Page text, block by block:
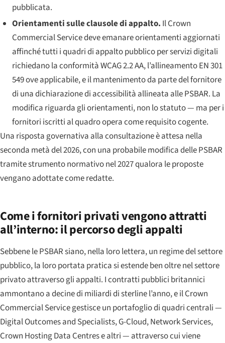
pubblicata.
Orientamenti sulle clausole di appalto. Il Crown
Commercial Service deve emanare orientamenti aggiornati
affinché tutti i quadri di appalto pubblico per servizi digitali
richiedano la conformità WCAG 2.2 AA, l’allineamento EN 301
549 ove applicabile, e il mantenimento da parte del fornitore
di una dichiarazione di accessibilità allineata alle PSBAR. La
modifica riguarda gli orientamenti, non lo statuto — ma per i
fornitori iscritti al quadro opera come requisito cogente.
Una risposta governativa alla consultazione è attesa nella
seconda metà del 2026, con una probabile modifica delle PSBAR
tramite strumento normativo nel 2027 qualora le proposte
vengano adottate come redatte.
Come i fornitori privati vengono attratti
all’interno: il percorso degli appalti
Sebbene le PSBAR siano, nella loro lettera, un regime del settore
pubblico, la loro portata pratica si estende ben oltre nel settore
privato attraverso gli appalti. I contratti pubblici britannici
ammontano a decine di miliardi di sterline l’anno, e il Crown
Commercial Service gestisce un portafoglio di quadri centrali —
Digital Outcomes and Specialists, G-Cloud, Network Services,
Crown Hosting Data Centres e altri — attraverso cui viene